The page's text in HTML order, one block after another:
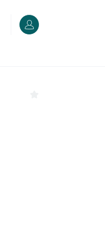
Accedi o registrati